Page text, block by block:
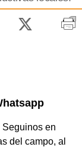
Seguinos en
del campo, al